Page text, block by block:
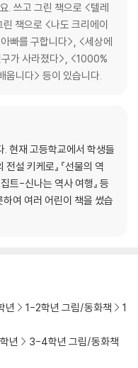
. 쓰고 그린 책으로 <텔레
책으로 <나도 크리에이
빠를 구합니다>, <세상에
가 사라졌다>, <1000%
웁니다> 등이 있습니다.
현재 고등학교에서 학생들
설 키케로』 『선물의 역
집트-신나는 역사 여행』 등
하여 여러 어린이 책을 썼습
년 1-2학년 그림/동화책
1
년
3-4학년 그림/동화책